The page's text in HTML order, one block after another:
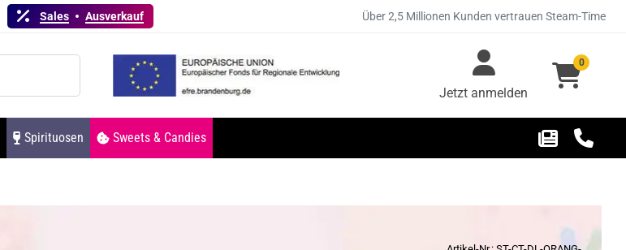
Sales Ausverkauf Über 2,5 Millionen Kunden vertrauen Steam-Time
Jetzt anmelden
0
Spirituosen Sweets & Candies